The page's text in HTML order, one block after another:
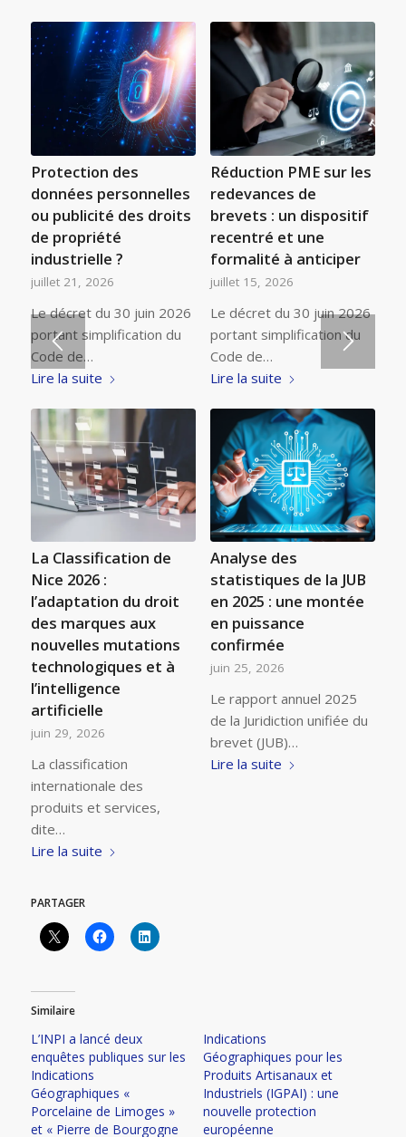
Protection des
données personnelles
ou publicité des droits
de propriété
industrielle ?
juillet 21, 2026
Le décret du 30 juin 2026
portant simplification du
Code de…
Lire la suite
Réduction PME sur les
redevances de
brevets : un dispositif
recentré et une
formalité à anticiper
juillet 15, 2026
Le décret du 30 juin 2026
portant simplification du
Code de…
Lire la suite
La Classification de
Nice 2026 :
l’adaptation du droit
des marques aux
nouvelles mutations
technologiques et à
l’intelligence
artificielle
juin 29, 2026
La classification
internationale des
produits et services,
dite…
Lire la suite
Analyse des
statistiques de la JUB
en 2025 : une montée
en puissance
confirmée
juin 25, 2026
Le rapport annuel 2025
de la Juridiction unifiée du
brevet (JUB)…
Lire la suite
PARTAGER
Similaire
L’INPI a lancé deux
enquêtes publiques sur les
Indications
Géographiques «
Porcelaine de Limoges »
et « Pierre de Bourgogne
Indications
Géographiques pour les
Produits Artisanaux et
Industriels (IGPAI) : une
nouvelle protection
européenne